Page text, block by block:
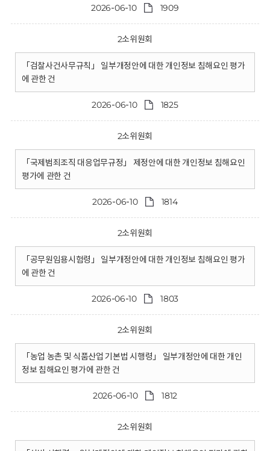
2026-06-10 1909
2소위원회
「검찰사건사무규칙」 일부개정안에 대한 개인정보 침해요인 평가
에 관한 건
2026-06-10 1825
2소위원회
「국제범죄조직 대응업무규정」 제정안에 대한 개인정보 침해요인
평가에 관한 건
2026-06-10 1814
2소위원회
「공무원임용시험령」 일부개정안에 대한 개인정보 침해요인 평가
에 관한 건
2026-06-10 1803
2소위원회
「농업 농촌 및 식품산업 기본법 시행령」 일부개정안에 대한 개인
정보 침해요인 평가에 관한 건
2026-06-10 1812
2소위원회